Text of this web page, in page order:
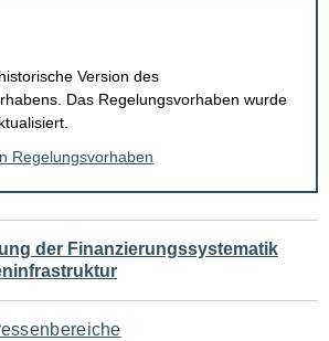
Version des
Das Regelungsvorhaben wurde
Regelungsvorhaben
der Finanzierungssystematik